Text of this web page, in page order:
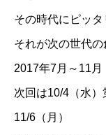
その時代にピッタ
それが次の世代の
2017年7月～11月
次回は10/4（水）
11/6（月）